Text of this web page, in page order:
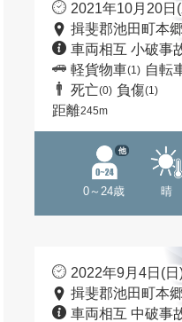
2021年10月20日
揖斐郡池田町本
車両相互 小破事
軽貨物車(1) 自転
死亡(0) 負傷(1)
距離245m
0～24歳
他
晴
2022年9月4日(
揖斐郡池田町本
車両相互 中破事